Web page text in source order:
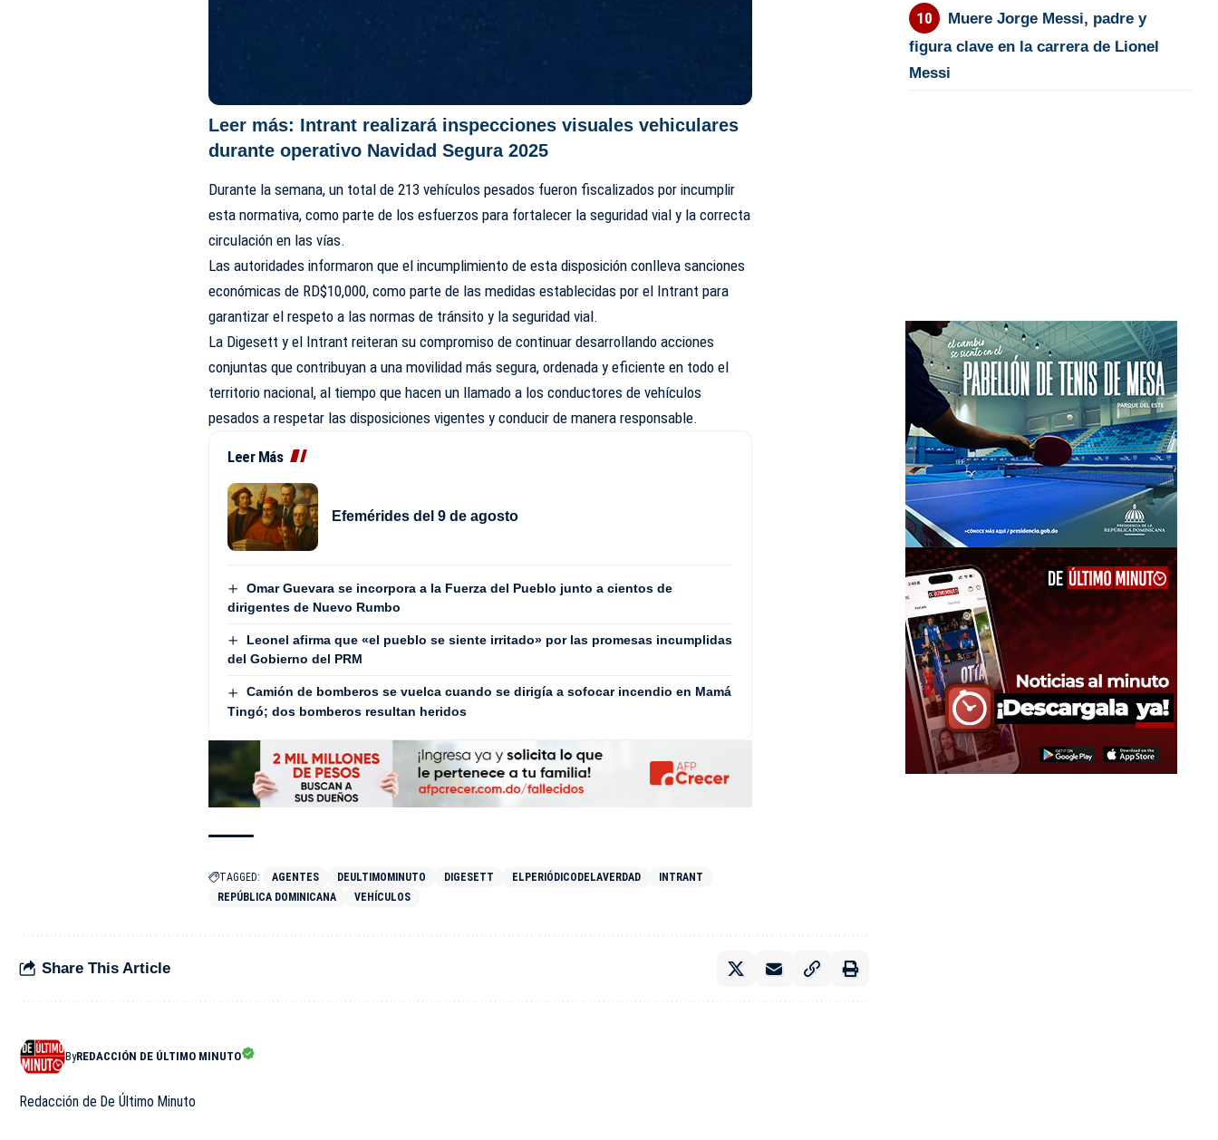
Leer más: Intrant realizará inspecciones visuales vehiculares
durante operativo Navidad Segura 2025
Durante la semana, un total de 213 vehículos pesados fueron fiscalizados por incumplir
esta normativa, como parte de los esfuerzos para fortalecer la seguridad vial y la correcta
circulación en las vías.
Las autoridades informaron que el incumplimiento de esta disposición conlleva sanciones
económicas de RD$10,000, como parte de las medidas establecidas por el Intrant para
garantizar el respeto a las normas de tránsito y la seguridad vial.
La Digesett y el Intrant reiteran su compromiso de continuar desarrollando acciones
conjuntas que contribuyan a una movilidad más segura, ordenada y eficiente en todo el
territorio nacional, al tiempo que hacen un llamado a los conductores de vehículos
pesados a respetar las disposiciones vigentes y conducir de manera responsable.
Leer Más
Efemérides del 9 de agosto
Omar Guevara se incorpora a la Fuerza del Pueblo junto a cientos de
dirigentes de Nuevo Rumbo
Leonel afirma que «el pueblo se siente irritado» por las promesas incumplidas
del Gobierno del PRM
Camión de bomberos se vuelca cuando se dirigía a sofocar incendio en Mamá
Tingó; dos bomberos resultan heridos
TAGGED: AGENTES DEULTIMOMINUTO DIGESETT ELPERIÓDICODELAVERDAD
INTRANT
REPÚBLICA DOMINICANA
VEHÍCULOS
Share This Article
ByREDACCIÓN DE ÚLTIMO MINUTO
Redacción de De Último Minuto
Muere Jorge Messi, padre y
figura clave en la carrera de Lionel
Messi